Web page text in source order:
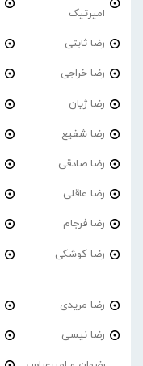
امیرتیک
رضا ثابتی
رضا خراجی
رضا ژیان
رضا شفیع
رضا صادقی
رضا عاقلی
رضا فرجام
رضا کوشکی
رضا مریدی
رضا نیسی